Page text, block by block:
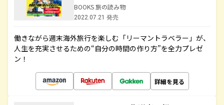
BOOKS 旅の読み物
2022.07.21 発売
働きながら週末海外旅行を楽しむ「リーマントラベラー」が、
人生を充実させるための“自分の時間の作り方”を全力プレゼ
ン！
詳細を見る